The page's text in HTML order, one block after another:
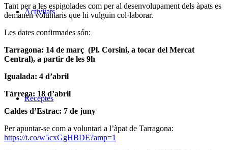
Activitats
Receptes
Tant per a les espigolades com per al desenvolupament dels àpats es
demanen voluntaris que hi vulguin col·laborar.
Les dates confirmades són:
Tarragona: 14 de març (Pl. Corsini, a tocar del Mercat
Central), a partir de les 9h
Igualada: 4 d’abril
Tàrrega: 18 d’abril
Caldes d’Estrac: 7 de juny
Per apuntar-se com a voluntari a l’àpat de Tarragona:
https://t.co/w5cxGgHBDE?amp=1